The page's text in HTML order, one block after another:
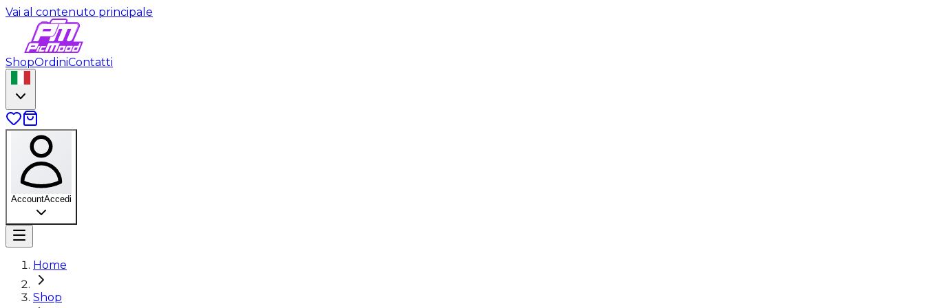
Vai al contenuto principale
ShopOrdiniContatti
AccountAccedi
Home
Shop